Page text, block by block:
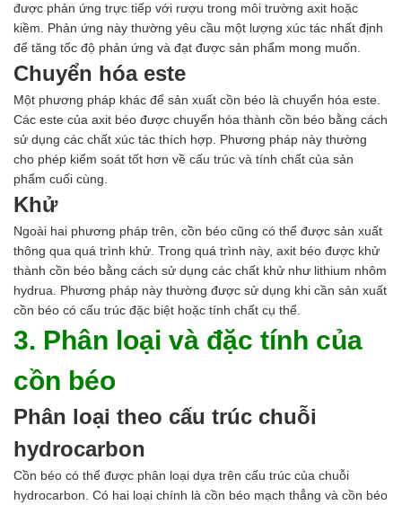
được phản ứng trực tiếp với rượu trong môi trường axit hoặc
kiềm. Phản ứng này thường yêu cầu một lượng xúc tác nhất định
để tăng tốc độ phản ứng và đạt được sản phẩm mong muốn.
Chuyển hóa este
Một phương pháp khác để sản xuất cồn béo là chuyển hóa este.
Các este của axit béo được chuyển hóa thành cồn béo bằng cách
sử dụng các chất xúc tác thích hợp. Phương pháp này thường
cho phép kiểm soát tốt hơn về cấu trúc và tính chất của sản
phẩm cuối cùng.
Khử
Ngoài hai phương pháp trên, cồn béo cũng có thể được sản xuất
thông qua quá trình khử. Trong quá trình này, axit béo được khử
thành cồn béo bằng cách sử dụng các chất khử như lithium nhôm
hydrua. Phương pháp này thường được sử dụng khi cần sản xuất
cồn béo có cấu trúc đặc biệt hoặc tính chất cụ thể.
3. Phân loại và đặc tính của
cồn béo
Phân loại theo cấu trúc chuỗi
hydrocarbon
Cồn béo có thể được phân loại dựa trên cấu trúc của chuỗi
hydrocarbon. Có hai loại chính là cồn béo mạch thẳng và cồn béo